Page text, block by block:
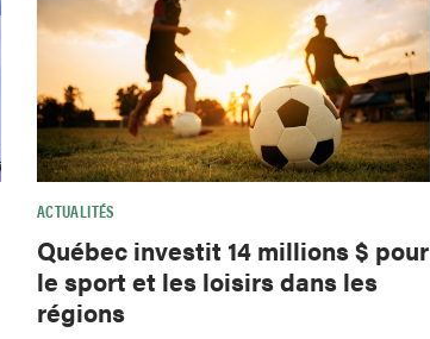
ACTUALITÉS
Québec investit 14 millions $ pour
le sport et les loisirs dans les
régions